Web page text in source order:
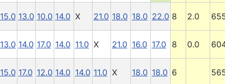
15.0 13.0 10.0 14.0 X 21.0 18.0 18.0 22.0 8 2.0
13.0 14.0 17.0 14.0 11.0 X 21.0 16.0 17.0 8 0.0
15.0 17.0 12.0 14.0 14.0 11.0 X 18.0 18.0 6